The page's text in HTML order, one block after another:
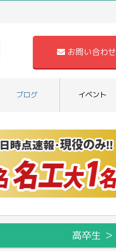
お問い合わ
ブログ イベント
高卒生 ＞